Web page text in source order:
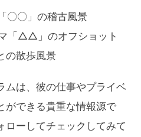
〇」の稽古風景
「△△」のオフショット
の散歩風景
ムは、彼の仕事やプライベ
ができる貴重な情報源で
ローしてチェックしてみて